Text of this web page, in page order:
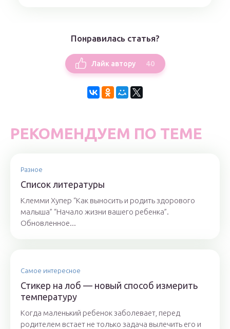
Понравилась статья?
Лайк автору 40
РЕКОМЕНДУЕМ ПО ТЕМЕ
Разное
Список литературы
Клемми Хупер “Как выносить и родить здорового
малыша” “Начало жизни вашего ребенка”.
Обновленное...
Самое интересное
Стикер на лоб — новый способ измерить
температуру
Когда маленький ребенок заболевает, перед
родителем встает не только задача вылечить его и